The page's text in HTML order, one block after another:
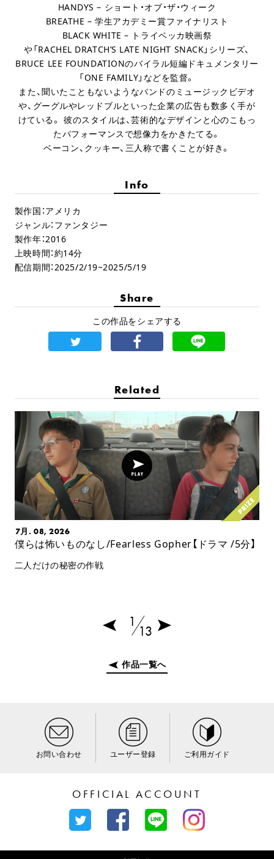
HANDYS – ショート・オブ・ザ・ウィーク
BREATHE – 学生アカデミー賞ファイナリスト
BLACK WHITE – トライベッカ映画祭
や「RACHEL DRATCH’S LATE NIGHT SNACK」シリーズ、
BRUCE LEE FOUNDATIONのバイラル短編ドキュメンタリー
「ONE FAMILY」などを監督。
また、聞いたこともないようなバンドのミュージックビデオ
や、グーグルやレッドブルといった企業の広告も数多く手が
けている。 彼のスタイルは、芸術的なデザインと心のこもっ
たパフォーマンスで想像力をかきたてる。
ベーコン、クッキー、三人称で書くことが好き。
Info
製作国：アメリカ
ジャンル：ファンタジー
製作年：2016
上映時間：約14分
配信期間：2025/2/19~2025/5/19
Share
この作品をシェアする
Related
7月. 08, 2026
僕らは怖いものなし/Fearless Gopher【ドラマ /5分】
二人だけの秘密の作戦
1
13
作品一覧へ
お問い合わせ ユーザー登録 ご利用ガイド
OFFICIAL ACCOUNT